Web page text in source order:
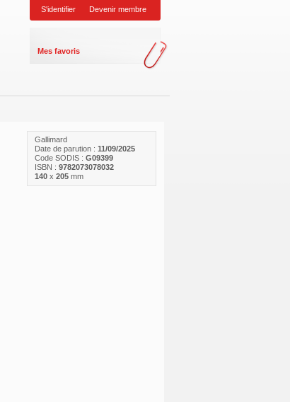
S'identifier Devenir membre
Mes favoris
Gallimard
Date de parution : 11/09/2025
Code SODIS : G09399
ISBN : 9782073078032
140x 205mm